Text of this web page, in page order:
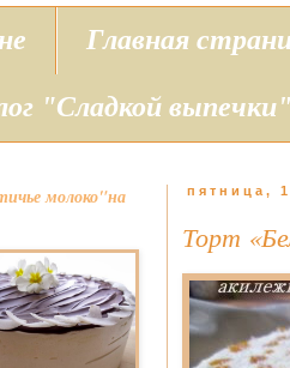
Главная
"Сладкой выпечки"
пятница,
Торт
молоко"на